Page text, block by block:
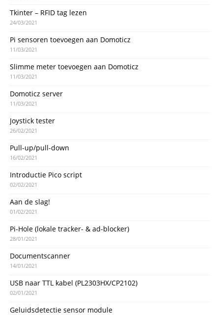
Tkinter – RFID tag lezen
24/03/2021
Pi sensoren toevoegen aan Domoticz
11/03/2021
Slimme meter toevoegen aan Domoticz
11/03/2021
Domoticz server
11/03/2021
Joystick tester
26/02/2021
Pull-up/pull-down
16/02/2021
Introductie Pico script
02/02/2021
Aan de slag!
01/02/2021
Pi-Hole (lokale tracker- & ad-blocker)
28/01/2021
Documentscanner
14/01/2021
USB naar TTL kabel (PL2303HX/CP2102)
02/01/2021
Geluidsdetectie sensor module